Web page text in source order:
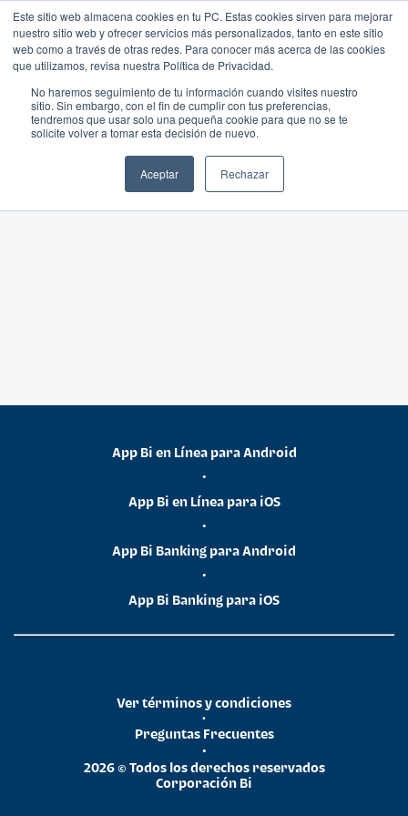
Este sitio web almacena cookies en tu PC. Estas cookies sirven para mejorar
nuestro sitio web y ofrecer servicios más personalizados, tanto en este sitio
web como a través de otras redes. Para conocer más acerca de las cookies
que utilizamos, revisa nuestra Política de Privacidad.
No haremos seguimiento de tu información cuando visites nuestro
sitio. Sin embargo, con el fin de cumplir con tus preferencias,
tendremos que usar solo una pequeña cookie para que no se te
solicite volver a tomar esta decisión de nuevo.
Aceptar Rechazar
App Bi en Línea para Android
•
App Bi en Línea para iOS
•
App Bi Banking para Android
•
App Bi Banking para iOS
2026 © Todos los derechos reservados
Corporación Bi
•
Preguntas Frecuentes
•
Ver términos y condiciones